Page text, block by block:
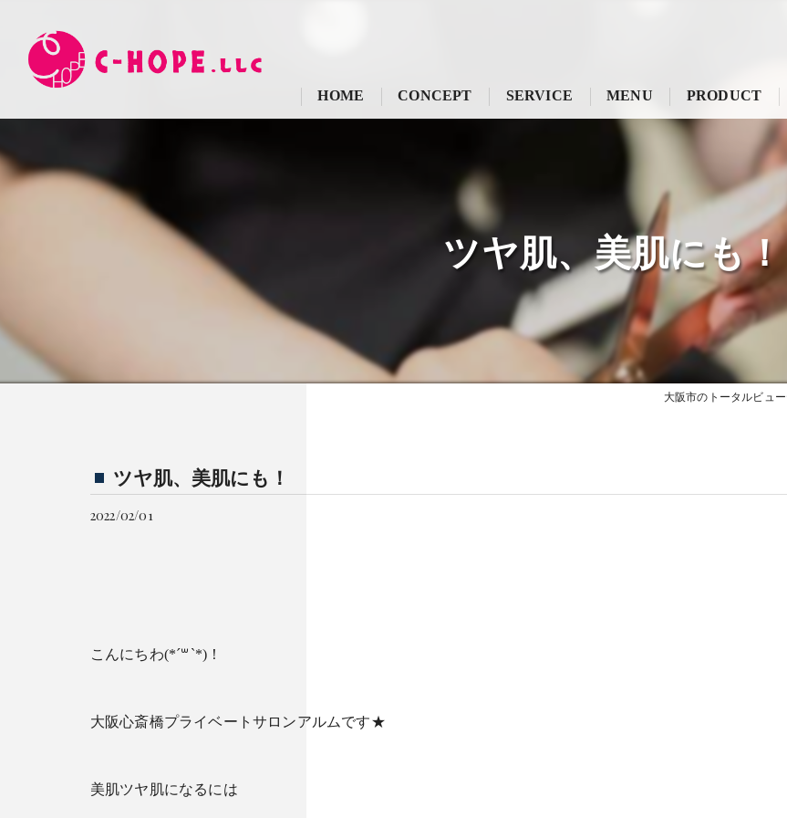
HOME CONCEPT SERVICE MENU PRODUCT
ツヤ肌、美肌にも！
大阪市のトータルビュ
ツヤ肌、美肌にも！
2022/02/01
こんにちわ(*´꒳`*)！
大阪心斎橋プライベートサロンアルムです★
美肌ツヤ肌になるには